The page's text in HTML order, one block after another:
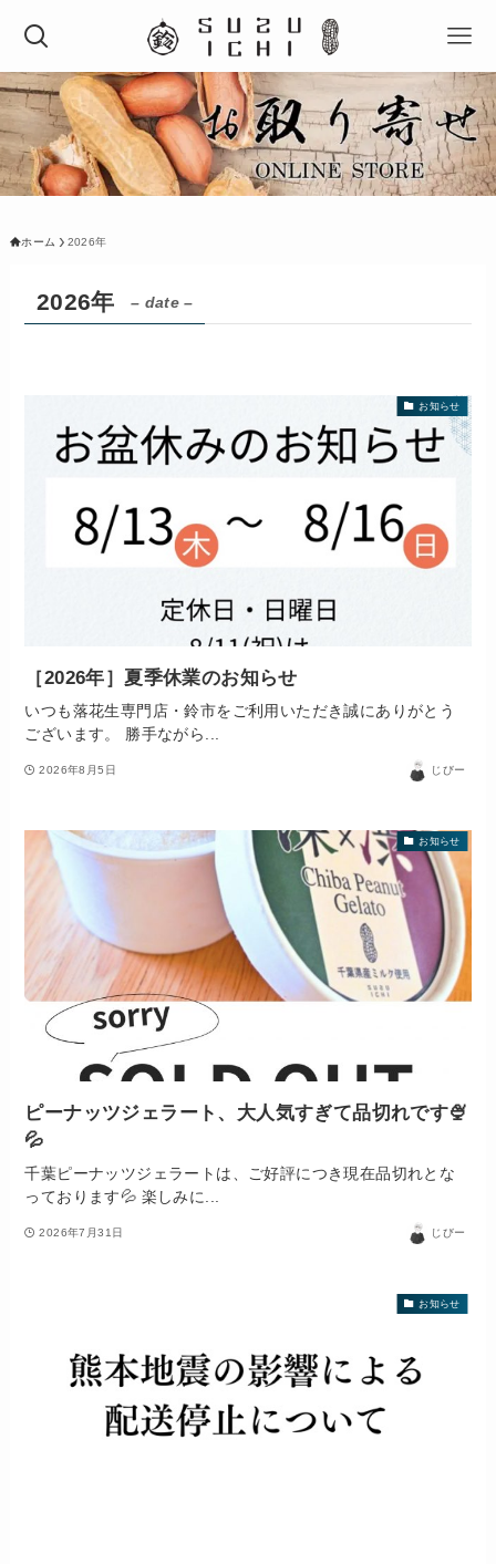
ホーム 2026年
2026年 – date –
お知らせ
［2026年］夏季休業のお知らせ
いつも落花生専門店・鈴市をご利用いただき誠にありがとう
ございます。 勝手ながら...
2026年8月5日 じびー
お知らせ
ピーナッツジェラート、大人気すぎて品切れです🍨
💦
千葉ピーナッツジェラートは、ご好評につき現在品切れとな
っております💦 楽しみに...
2026年7月31日 じびー
お知らせ